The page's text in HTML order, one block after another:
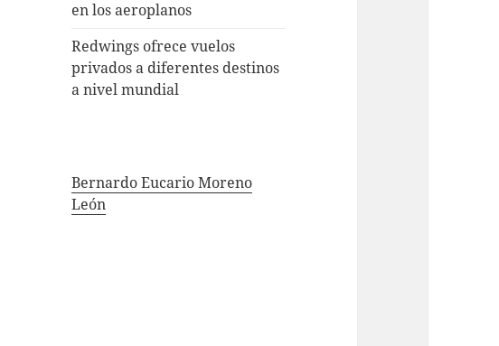
en los aeroplanos
Redwings ofrece vuelos
privados a diferentes destinos
a nivel mundial
Bernardo Eucario Moreno
León